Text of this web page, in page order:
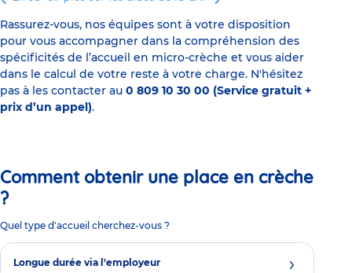
Rassurez-vous, nos équipes sont à votre disposition
pour vous accompagner dans la compréhension des
spécificités de l’accueil en micro-crèche et vous aider
dans le calcul de votre reste à votre charge. N'hésitez
pas à les contacter au 0 809 10 30 00 (Service gratuit +
prix d’un appel).
Comment obtenir une place en crèche
?
Quel type d'accueil cherchez-vous ?
Longue durée via l'employeur